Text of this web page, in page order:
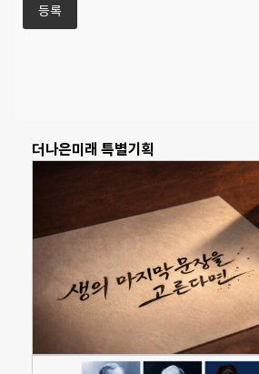
더나은미래 특별기획